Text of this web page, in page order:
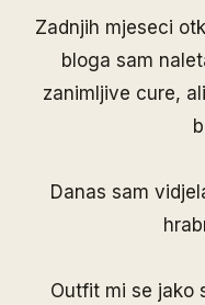
Zadnjih mjeseci
bloga sam
zanimljive cure,
Danas sam
Outfit mi se jako